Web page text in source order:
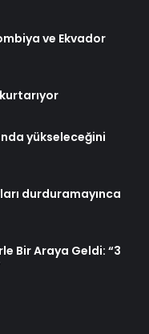
ve Ekvador
yükseleceğini
durduramayınca
Bir Araya Geldi: “3